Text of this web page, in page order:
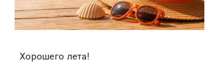
Хорошего лета!